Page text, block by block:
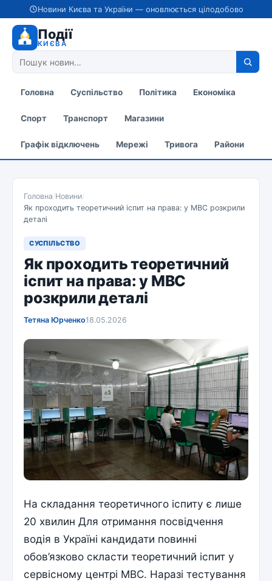
Новини Києва та України — оновлюється цілодобово
Події
КИЄВА
Головна Суспільство Політика Економіка
Спорт Транспорт Магазини
Графік відключень Мережі Тривога Райони
Головна/Новини/
Як проходить теоретичний іспит на права: у МВС розкрили
деталі
СУСПІЛЬСТВО
Як проходить теоретичний
іспит на права: у МВС
розкрили деталі
Тетяна Юрченко18.05.2026
На складання теоретичного іспиту є лише
20 хвилин Для отримання посвідчення
водія в Україні кандидати повинні
обов’язково скласти теоретичний іспит у
сервісному центрі МВС. Наразі тестування